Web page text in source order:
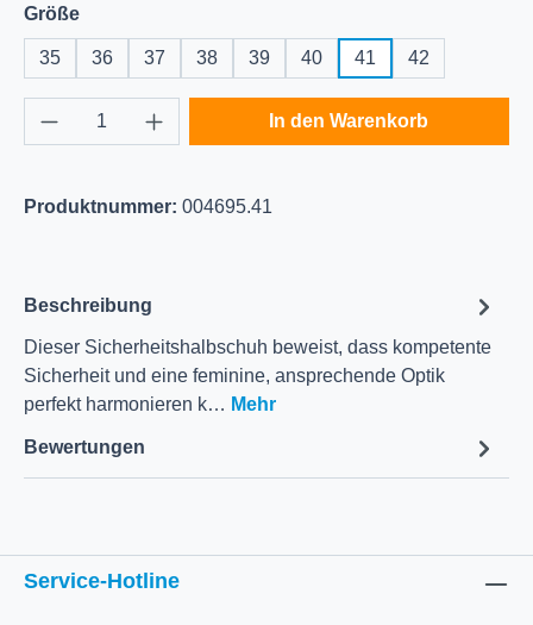
Größeauswählen
35 36 37 38 39 40 41 42
Produkt Anzahl: Gib den gewünschten
In den Warenkorb
Produktnummer: 004695.41
Beschreibung
Dieser Sicherheitshalbschuh beweist, dass kompetente
Sicherheit und eine feminine, ansprechende Optik
perfekt harmonieren k… Mehr
Bewertungen
Service-Hotline